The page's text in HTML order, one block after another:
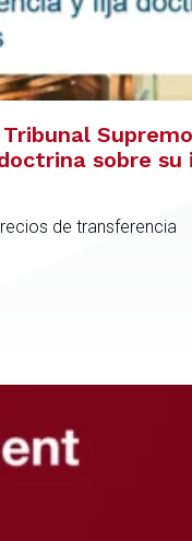
sobre su
de transferencia